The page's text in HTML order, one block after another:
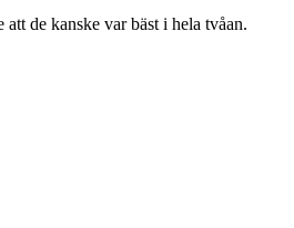
de kanske var bäst i hela tvåan.